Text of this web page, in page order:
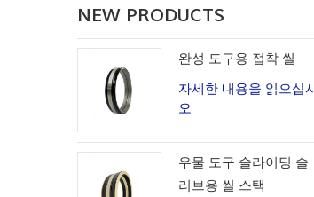
NEW PRODUCTS
완성 도구용 접착 씰
자세한 내용을 읽으십시
오
우물 도구 슬라이딩 슬
리브용 씰 스택